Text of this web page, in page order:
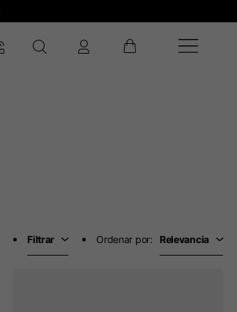
Filtrar Ordenar por: Relevancia